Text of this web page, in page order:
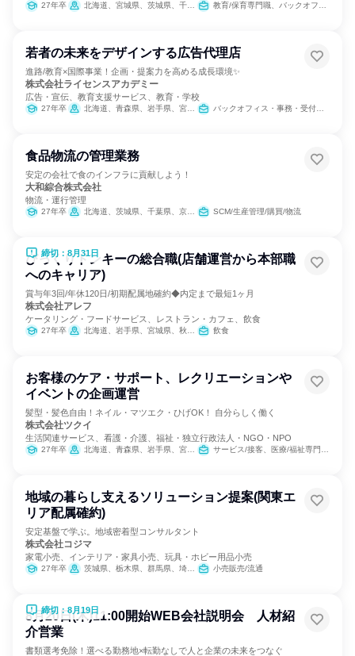
27年卒 北海道、宮城県、茨城県、千葉県、東京都、神奈川県、静岡県、愛知県、三重県、京都府、大阪府、兵庫県、奈良県、福岡県 教育/保育専門職、バックオフィス・事務・受付
若者の未来をデザインする広告代理店
進路/教育×国際事業！企画・提案力を高める成長環境✨
株式会社ライセンスアカデミー
広告・宣伝、教育支援サービス、教育・学校
27年卒 北海道、青森県、岩手県、宮城県、秋田県、山形県、福島県、茨城県、栃木県、群馬県、埼玉県、千葉県、東京都、神奈川県、新潟県、富山県、石川県、福井県、山梨県、長野県、岐阜県、静岡県、愛知県、三重県、滋賀県、京都府、大阪府、兵庫県、奈良県、和歌山県、鳥取県、島根県、岡山県、広島県、山口県、徳島県、香川県、愛媛県、高知県、福岡県、佐賀県、長崎県、熊本県、大分県、宮崎県、鹿児島県、沖縄県 バックオフィス・事務・受付、営業、出版/メディア/芸能/エンタメ専門職
食品物流の管理業務
安定の会社で食のインフラに貢献しよう！
大和綜合株式会社
物流・運行管理
27年卒 北海道、茨城県、千葉県、京都府、兵庫県、愛媛県 SCM/生産管理/購買/物流
締切：8月31日
びっくりドンキーの総合職(店舗運営から本部職
へのキャリア)
賞与年3回/年休120日/初期配属地確約◆内定まで最短1ヶ月
株式会社アレフ
ケータリング・フードサービス、レストラン・カフェ、飲食
27年卒 北海道、岩手県、宮城県、秋田県、山形県、福島県、茨城県、群馬県、埼玉県、千葉県、東京都、神奈川県、山梨県、岐阜県、静岡県、愛知県、大阪府、兵庫県、福岡県、佐賀県、熊本県、大分県、宮崎県、鹿児島県、沖縄県 飲食
お客様のケア・サポート、レクリエーションや
イベントの企画運営
髪型・髪色自由！ネイル・マツエク・ひげOK！ 自分らしく働く
株式会社ツクイ
生活関連サービス、看護・介護、福祉・独立行政法人・NGO・NPO
27年卒 北海道、青森県、岩手県、宮城県、秋田県、山形県、福島県、茨城県、栃木県、群馬県、埼玉県、千葉県、東京都、神奈川県、新潟県、富山県、石川県、福井県、山梨県、長野県、岐阜県、静岡県、愛知県、三重県、滋賀県、京都府、大阪府、兵庫県、奈良県、和歌山県、鳥取県、島根県、岡山県、広島県、山口県、徳島県、香川県、愛媛県、高知県、福岡県、佐賀県、長崎県、熊本県、大分県、宮崎県、鹿児島県、沖縄県 サービス/接客、医療/福祉専門職、経営/事業企画
地域の暮らし支えるソリューション提案(関東エ
リア配属確約)
安定基盤で学ぶ。地域密着型コンサルタント
株式会社コジマ
家電小売、インテリア・家具小売、玩具・ホビー用品小売
27年卒 茨城県、栃木県、群馬県、埼玉県、千葉県、東京都、神奈川県 小売販売/流通
締切：8月19日
8月20日(木)11:00開始WEB会社説明会 人材紹
介営業
書類選考免除！選べる勤務地×転勤なしで人と企業の未来をつなぐ